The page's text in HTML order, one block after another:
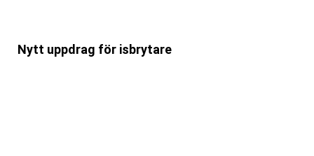
Nytt uppdrag för isbrytare